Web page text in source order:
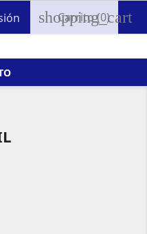
shopping_cart
Carrito(0)